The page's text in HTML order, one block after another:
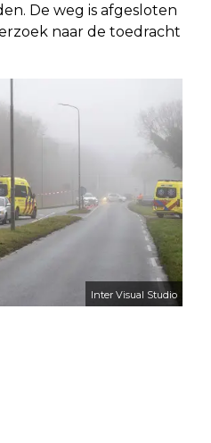
De weg is afgesloten
naar de toedracht
Inter Visual Studio